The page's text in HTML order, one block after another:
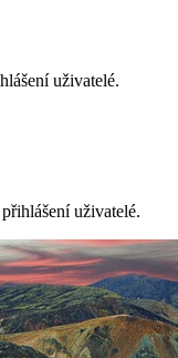
uživatelé.
uživatelé.